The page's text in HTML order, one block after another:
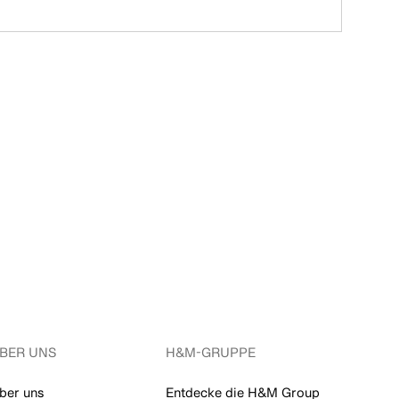
UNS
uns
H&M-GRUPPE
Entdecke die H&M Group